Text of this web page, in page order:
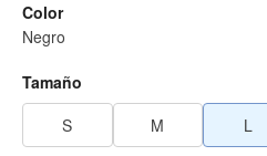
Color
Negro
Tamaño
S
M L